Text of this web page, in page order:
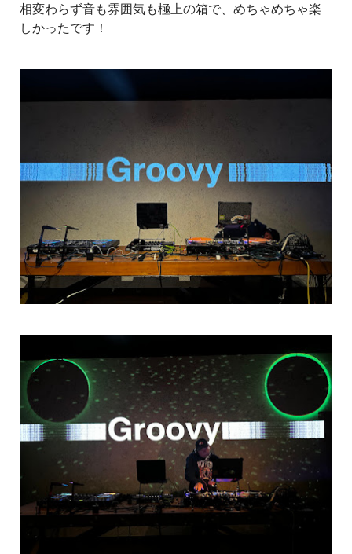
相変わらず音も雰囲気も極上の箱で、めちゃめちゃ楽
しかったです！